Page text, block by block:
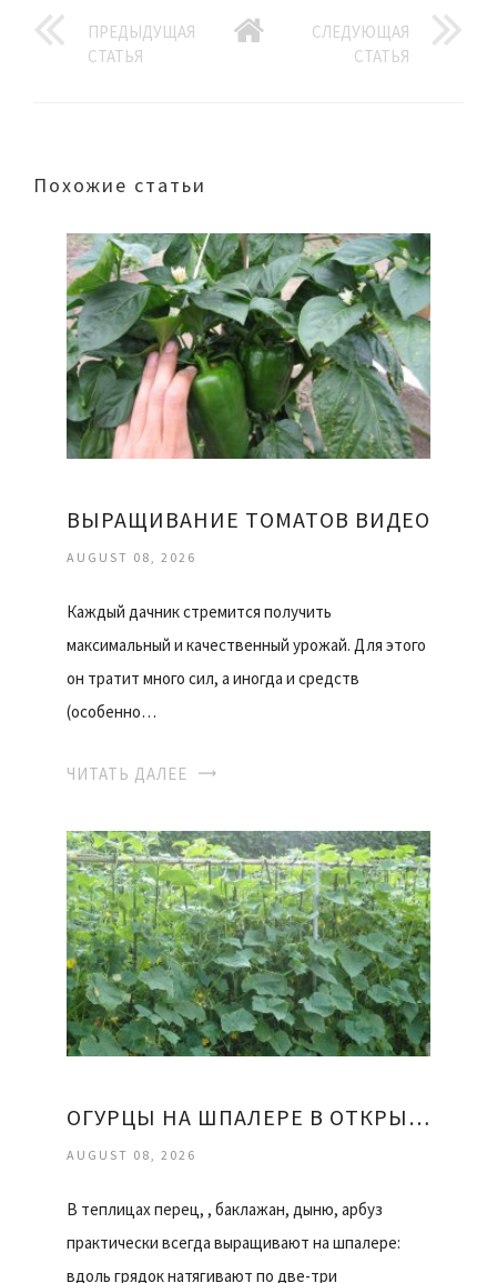
ПРЕДЫДУЩАЯ
СТАТЬЯ
СЛЕДУЮЩАЯ
СТАТЬЯ
Похожие статьи
ВЫРАЩИВАНИЕ ТОМАТОВ ВИДЕО
AUGUST 08, 2026
Каждый дачник стремится получить
максимальный и качественный урожай. Для этого
он тратит много сил, а иногда и средств
(особенно…
ЧИТАТЬ ДАЛЕЕ
ОГУРЦЫ НА ШПАЛЕРЕ В ОТКРЫТОМ ГРУНТЕ
AUGUST 08, 2026
В теплицах перец, , баклажан, дыню, арбуз
практически всегда выращивают на шпалере:
вдоль грядок натягивают по две-три